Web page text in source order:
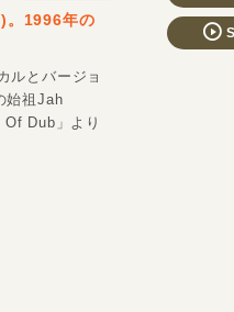
。1996年の
ルとバージョ
始祖Jah
Dub」より